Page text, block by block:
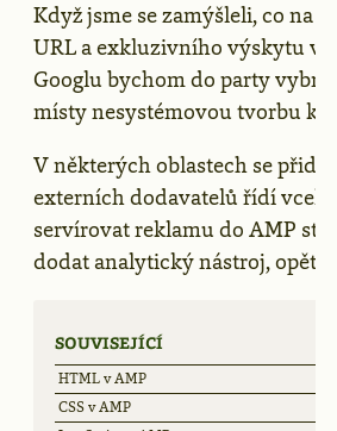
Když jsme se zamýšleli, co na
URL a exkluzivního výskytu v
Googlu bychom do party
místy nesystémovou tvorbu
V některých oblastech se
externích dodavatelů řídí
servírovat reklamu do AMP
dodat analytický nástroj, opět
SOUVISEJÍCÍ
HTML v AMP
CSS v AMP